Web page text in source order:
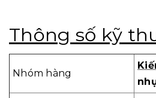
Thông số kỹ
Nhóm hàng